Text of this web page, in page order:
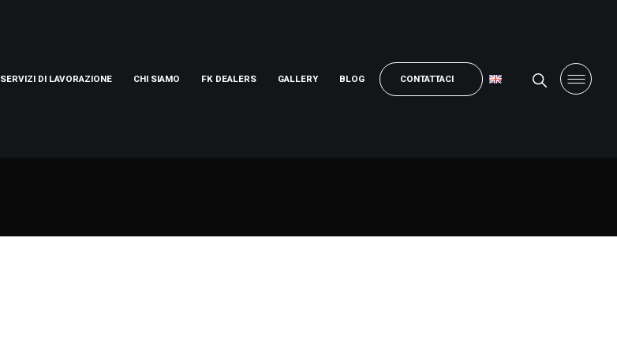
SERVIZI DI LAVORAZIONE CHI SIAMO FK DEALERS GALLERY BLOG CONTATTACI